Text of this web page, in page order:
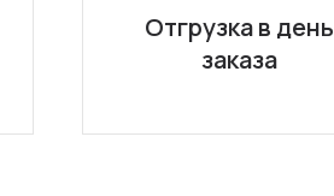
Отгрузка в день
заказа